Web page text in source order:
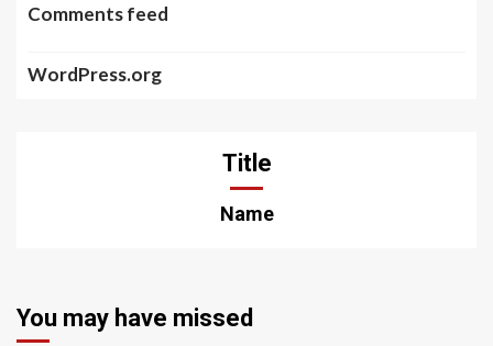
Comments feed
WordPress.org
Title
Name
You may have missed